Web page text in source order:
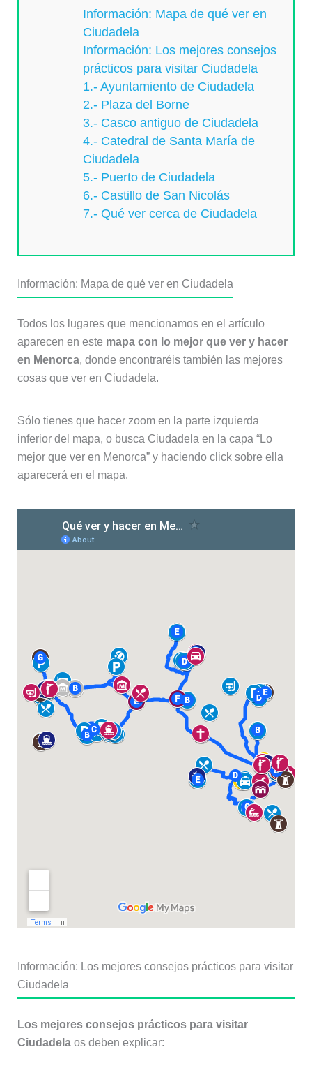
Información: Mapa de qué ver en
Ciudadela
Información: Los mejores consejos
prácticos para visitar Ciudadela
1.- Ayuntamiento de Ciudadela
2.- Plaza del Borne
3.- Casco antiguo de Ciudadela
4.- Catedral de Santa María de
Ciudadela
5.- Puerto de Ciudadela
6.- Castillo de San Nicolás
7.- Qué ver cerca de Ciudadela
Información: Mapa de qué ver en Ciudadela
Todos los lugares que mencionamos en el artículo
aparecen en este mapa con lo mejor que ver y hacer
en Menorca, donde encontraréis también las mejores
cosas que ver en Ciudadela.
Sólo tienes que hacer zoom en la parte izquierda
inferior del mapa, o busca Ciudadela en la capa “Lo
mejor que ver en Menorca” y haciendo click sobre ella
aparecerá en el mapa.
Información: Los mejores consejos prácticos para visitar
Ciudadela
Los mejores consejos prácticos para visitar
Ciudadelaos deben explicar: